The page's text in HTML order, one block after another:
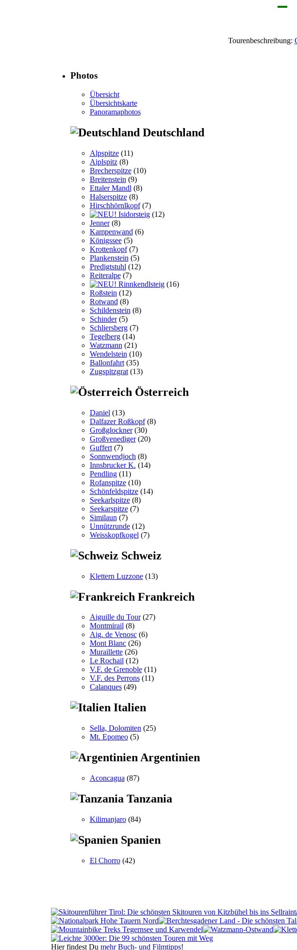
Tourenbeschreibung:
Photos
Übersicht
Übersichtskarte
Panoramaphotos
Deutschland
Alpspitze(11)
Aiplspitz(8)
Brecherspitze(10)
Breitenstein (9)
Ettaler Mandl (8)
Halserspitze(8)
Hirschhörnlkopf(7)
Isidorsteig(12)
Jenner(8)
Kampenwand (6)
Königssee(5)
Krottenkopf(7)
Plankenstein (5)
Predigtstuhl (12)
Reiteralpe(7)
Rinnkendlsteig(16)
Roßstein (12)
Rotwand (8)
Schildenstein (8)
Schinder(5)
Schliersberg(7)
Tegelberg(14)
Watzmann (21)
Wendelstein (10)
Ballonfahrt(35)
Zugspitzgrat(13)
Österreich
Daniel (13)
Dalfazer Roßkopf(8)
Großglockner(30)
Großvenediger(20)
Guffert(7)
Sonnwendjoch (8)
Innsbrucker K. (14)
Pendling(11)
Rofanspitze(10)
Schönfeldspitze(14)
Seekarlspitze(8)
Seekarspitze(7)
Similaun (7)
Unnützrunde(12)
Weisskopfkogel (7)
Schweiz
Klettern Luzzone(13)
Frankreich
Aiguille du Tour(27)
Montmirail(8)
Aig. de Venosc(6)
Mont Blanc(26)
Muraillette(26)
Le Rochail(12)
V.F. de Grenoble(11)
V.F. des Perrons(11)
Calanques(49)
Italien
Sella, Dolomiten (25)
Mt. Epomeo(5)
Argentinien
Aconcagua (87)
Tanzania
Kilimanjaro(84)
Spanien
El Chorro(42)
Hier findest Du mehr Buch- und Filmtipps!